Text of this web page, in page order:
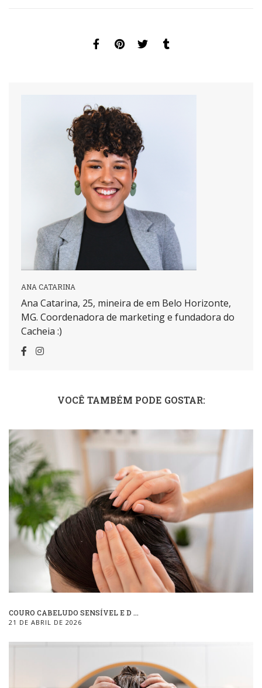
ANA CATARINA
Ana Catarina, 25, mineira de em Belo Horizonte,
MG. Coordenadora de marketing e fundadora do
Cacheia :)
VOCÊ TAMBÉM PODE GOSTAR:
COURO CABELUDO SENSÍVEL E D ...
21 DE ABRIL DE 2026